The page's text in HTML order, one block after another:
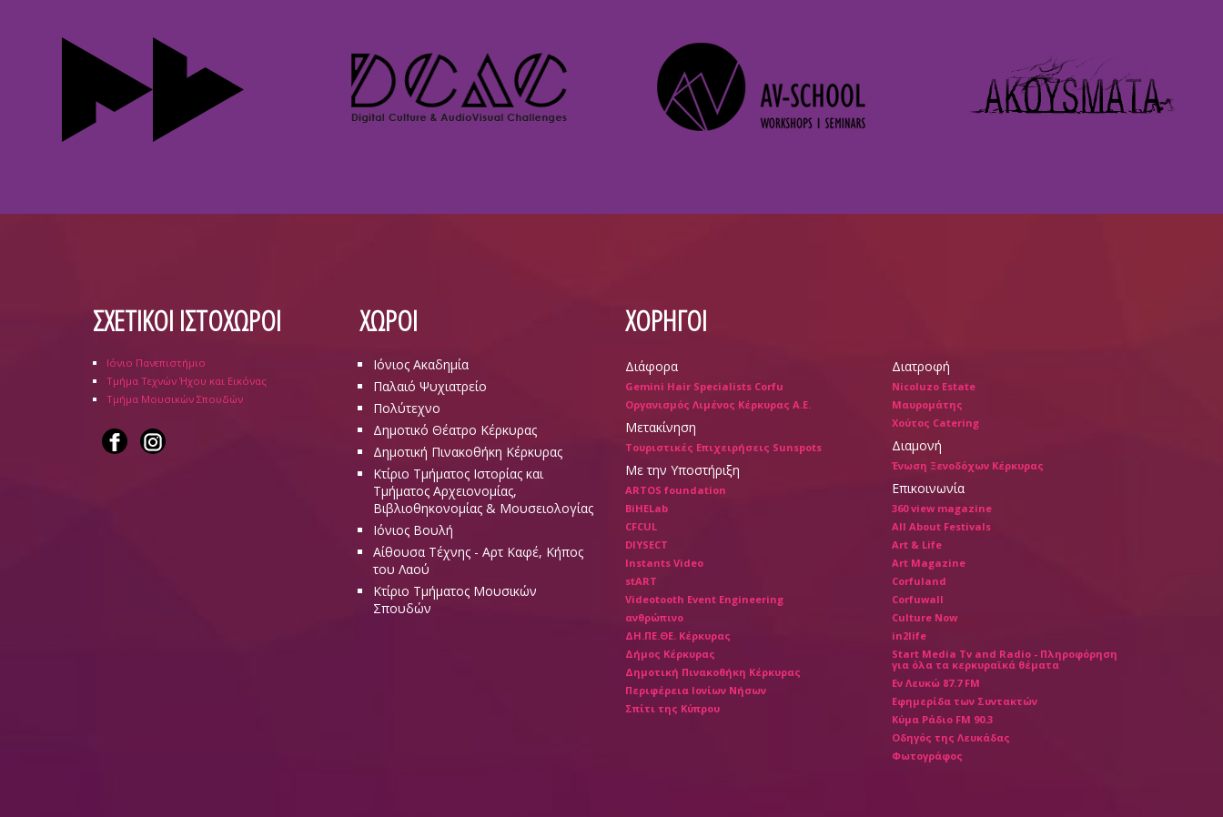
ΣΧΕΤΙΚΟΙ ΙΣΤΟΧΩΡΟΙ
Ιόνιο Πανεπιστήμιο
Τμήμα Τεχνών Ήχου και Εικόνας
Τμήμα Μουσικών Σπουδών
ΧΩΡΟΙ
Ιόνιος Ακαδημία
Παλαιό Ψυχιατρείο
Πολύτεχνο
Δημοτικό Θέατρο Κέρκυρας
Δημοτική Πινακοθήκη Κέρκυρας
Κτίριο Τμήματος Ιστορίας και
Τμήματος Αρχειονομίας,
Βιβλιοθηκονομίας & Μουσειολογίας
Ιόνιος Βουλή
Αίθουσα Τέχνης - Αρτ Καφέ, Κήπος
του Λαού
Κτίριο Τμήματος Μουσικών
Σπουδών
ΧΟΡΗΓΟΙ
Διάφορα
Gemini Hair Specialists Corfu
Οργανισμός Λιμένος Κέρκυρας Α.Ε.
Μετακίνηση
Τουριστικές Επιχειρήσεις Sunspots
Με την Υποστήριξη
ARTOS foundation
BiHELab
CFCUL
DIYSECT
Instants Video
stART
Videotooth Event Engineering
ανθρώπινο
ΔΗ.ΠΕ.ΘΕ. Κέρκυρας
Δήμος Κέρκυρας
Δημοτική Πινακοθήκη Κέρκυρας
Περιφέρεια Ιονίων Νήσων
Σπίτι της Κύπρου
Διατροφή
Nicoluzo Estate
Μαυρομάτης
Χούτος Catering
Διαμονή
Ένωση Ξενοδόχων Κέρκυρας
Επικοινωνία
360 view magazine
All About Festivals
Art & Life
Art Magazine
Corfuland
Corfuwall
Culture Now
in2life
Start Media Tv and Radio - Πληροφόρηση
για όλα τα κερκυραϊκά θέματα
Εν Λευκώ 87.7 FM
Εφημερίδα των Συντακτών
Κύμα Ράδιο FM 90.3
Οδηγός της Λευκάδας
Φωτογράφος